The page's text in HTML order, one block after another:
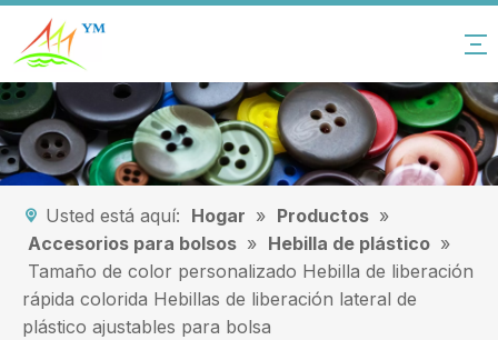
Usted está aquí: Hogar » Productos »
Accesorios para bolsos » Hebilla de plástico »
Tamaño de color personalizado Hebilla de liberación
rápida colorida Hebillas de liberación lateral de
plástico ajustables para bolsa